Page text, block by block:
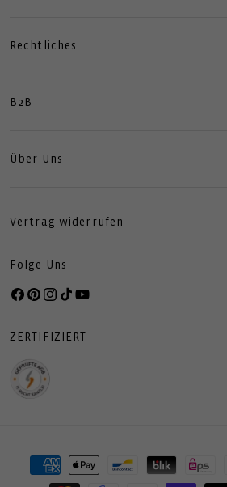
Rechtliches
B2B
Über Uns
Vertrag widerrufen
Folge Uns
Facebook
Pinterest
Instagram
TikTokYouTube
ZERTIFIZIERT
Zahlungsmethoden